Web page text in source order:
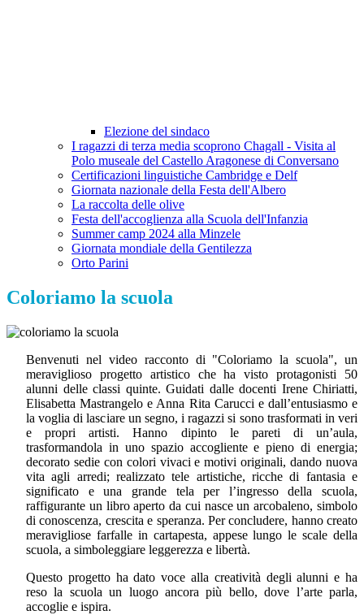
Elezione del sindaco
I ragazzi di terza media scoprono Chagall - Visita al
Polo museale del Castello Aragonese di Conversano
Certificazioni linguistiche Cambridge e Delf
Giornata nazionale della Festa dell'Albero
La raccolta delle olive
Festa dell'accoglienza alla Scuola dell'Infanzia
Summer camp 2024 alla Minzele
Giornata mondiale della Gentilezza
Orto Parini
Coloriamo la scuola
Benvenuti nel video racconto di "Coloriamo la scuola", un
meraviglioso progetto artistico che ha visto protagonisti 50
alunni delle classi quinte. Guidati dalle docenti Irene Chiriatti,
Elisabetta Mastrangelo e Anna Rita Carucci e dall’entusiasmo e
la voglia di lasciare un segno, i ragazzi si sono trasformati in veri
e propri artisti. Hanno dipinto le pareti di un’aula,
trasformandola in uno spazio accogliente e pieno di energia;
decorato sedie con colori vivaci e motivi originali, dando nuova
vita agli arredi; realizzato tele artistiche, ricche di fantasia e
significato e una grande tela per l’ingresso della scuola,
raffigurante un libro aperto da cui nasce un arcobaleno, simbolo
di conoscenza, crescita e speranza. Per concludere, hanno creato
meravigliose farfalle in cartapesta, appese lungo le scale della
scuola, a simboleggiare leggerezza e libertà.
Questo progetto ha dato voce alla creatività degli alunni e ha
reso la scuola un luogo ancora più bello, dove l’arte parla,
accoglie e ispira.